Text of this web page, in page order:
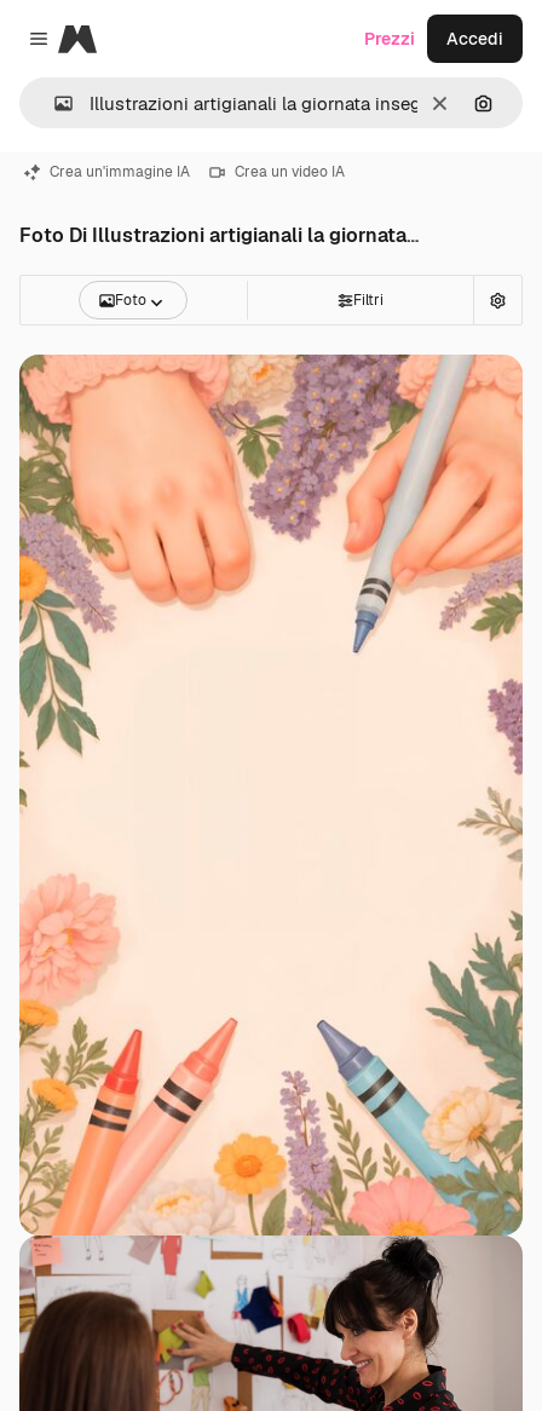
Close menu
Magnific
CancellaCerca
Prezzi Accedi
Crea un'immagine IA Crea un video IA
Foto Di Illustrazioni artigianali la giornata insegnanti
Foto Filtri